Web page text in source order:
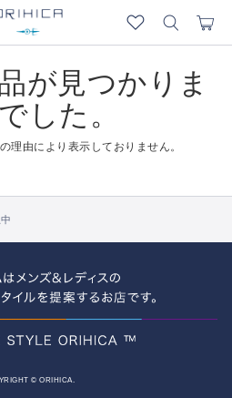
が見つかりま
した。
理由により表示しておりません。
© ORIHICA.